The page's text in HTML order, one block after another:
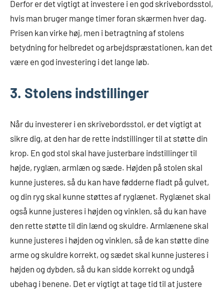
Derfor er det vigtigt at investere i en god skrivebordsstol,
hvis man bruger mange timer foran skærmen hver dag.
Prisen kan virke høj, men i betragtning af stolens
betydning for helbredet og arbejdspræstationen, kan det
være en god investering i det lange løb.
3. Stolens indstillinger
Når du investerer i en skrivebordsstol, er det vigtigt at
sikre dig, at den har de rette indstillinger til at støtte din
krop. En god stol skal have justerbare indstillinger til
højde, ryglæn, armlæn og sæde. Højden på stolen skal
kunne justeres, så du kan have fødderne fladt på gulvet,
og din ryg skal kunne støttes af ryglænet. Ryglænet skal
også kunne justeres i højden og vinklen, så du kan have
den rette støtte til din lænd og skuldre. Armlænene skal
kunne justeres i højden og vinklen, så de kan støtte dine
arme og skuldre korrekt, og sædet skal kunne justeres i
højden og dybden, så du kan sidde korrekt og undgå
ubehag i benene. Det er vigtigt at tage tid til at justere